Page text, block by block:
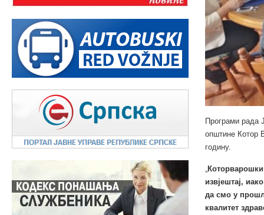
Програми рада
општине Котор
годину.
„Которварошки
извјештај,
да смо у
квалитет